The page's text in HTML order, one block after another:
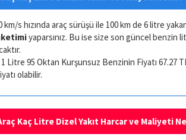
s hızında araç sürüşü ile 100 km de 6 litre
yaparsınız. Bu ise size son güncel benzin
Litre 95 Oktan Kurşunsuz Benzinin Fiyatı 67.27 TL
olabilir.
Kaç Litre Dizel Yakıt Harcar ve Maliyeti